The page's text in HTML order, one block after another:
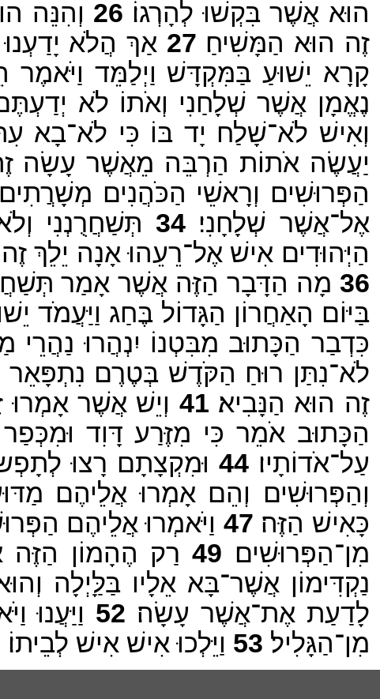
הוּא אֲשֶׁר בִּקְשׁוּ לְהָרְגוֹ׃ 26 וְהִנֵּה
זֶה הוּא הַמָּשִׁיחַ׃ 27 אַךְ הֲלֹא יָדַעְנוּ
קָרָא יֵשׁוּעַ בַּמִּקְדָּשׁ וַיְלַמֵּד וַיֹּאמֶר
נֶאֱמָן אֲשֶׁר שְׁלָחַנִי וְאֹתוֹ לֹא
וְאִישׁ לֹא־שָׁלַח יָד בּוֹ כִּי לֹא־בָא
יַעֲשֶׂה אֹתוֹת הַרְבֵּה מֵאֲשֶׁר עָשָׂה
הַפְּרוּשִׁים וְרָאשֵׁי הַכֹּהֲנִים
אֶל־אֲשֶׁר שְׁלָחָנִי׃ 34 תְּשַׁחֲרֻנְנִי
הַיְּהוּדִים אִישׁ אֶל־רֵעֵהוּ אָנָה יֵלֵךְ זֶה
36 מָה הַדָּבָר הַזֶּה אֲשֶׁר אָמַר
בַּיּוֹם הָאַחֲרוֹן הַגָּדוֹל בֶּחַג וַיַּעֲמֹד
כִּדְבַר הַכָּתוּב מִבִּטְנוֹ יִנְהֲרוּ נַהֲרֵי
לֹא־נִתַּן רוּחַ הַקֹּדֶשׁ בְּטֶרֶם נִתְפָּאֵר
זֶה הוּא הַנָּבִיא׃ 41 וְיֵשׁ אֲשֶׁר אָמְרוּ
הַכָּתוּב אֹמֵר כִּי מִזֶּרַע דָּוִד
עַל־אֹדוֹתָיו׃ 44 וּמִקְצָתָם רָצוּ
וְהַפְּרוּשִׁים וְהֵם אָמְרוּ אֲלֵיהֶם
כָּאִישׁ הַזֶּה׃ 47 וַיֹּאמְרוּ אֲלֵיהֶם
מִן־הַפְּרוּשִׁים׃ 49רַק הֶהָמוֹן הַזֶּה
נַקְדִּימוֹן אֲשֶׁר־בָּא אֵלָיו בַּלַָּיְלָה
לָדַעַת אֶת־אֲשֶׁר עָשָׂה׃ 52 וַיַּעֲנוּ
מִן־הַגָּלִיל׃ 53 וַיֵּלְכוּ אִישׁ אִישׁ לְבֵיתוֹ׃